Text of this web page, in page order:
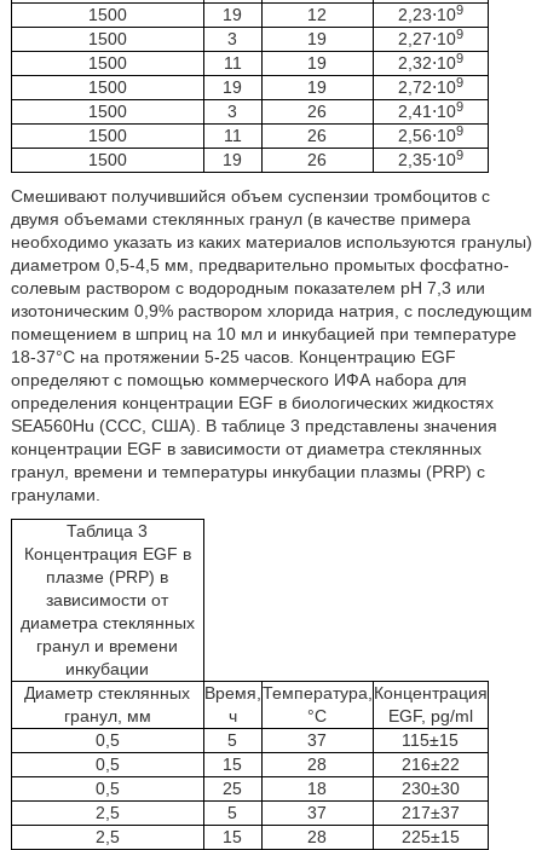
1500 19 12 2,23⋅109
1500 3 19 2,27⋅109
1500 11 19 2,32⋅109
1500 19 19 2,72⋅109
1500 3 26 2,41⋅109
1500 11 26 2,56⋅109
1500 19 26 2,35⋅109
Смешивают получившийся объем суспензии тромбоцитов с
двумя объемами стеклянных гранул (в качестве примера
необходимо указать из каких материалов используются гранулы)
диаметром 0,5-4,5 мм, предварительно промытых фосфатно-
солевым раствором c водородным показателем pH 7,3 или
изотоническим 0,9% раствором хлорида натрия, с последующим
помещением в шприц на 10 мл и инкубацией при температуре
18-37°C на протяжении 5-25 часов. Концентрацию EGF
определяют с помощью коммерческого ИФА набора для
определения концентрации EGF в биологических жидкостях
SEA560Hu (CCC, США). В таблице 3 представлены значения
концентрации EGF в зависимости от диаметра стеклянных
гранул, времени и температуры инкубации плазмы (PRP) с
гранулами.
Таблица 3
Концентрация EGF в
плазме (PRP) в
зависимости от
диаметра стеклянных
гранул и времени
инкубации
Диаметр стеклянных
гранул, мм
Время,
ч
Температура,
°C
Концентрация
EGF, pg/ml
0,5
5 37
115±15
0,5
15 28
216±22
0,5
25 18
230±30
2,5
5 37
217±37
2,5
15 28
225±15